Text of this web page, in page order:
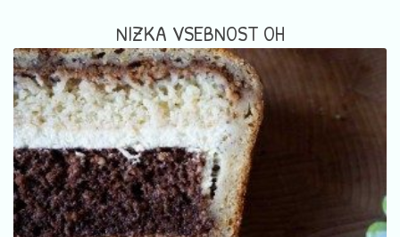
NIZKA VSEBNOST OH